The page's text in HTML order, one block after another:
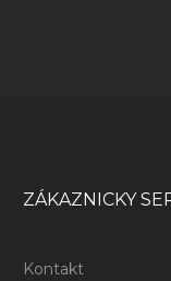
ZÁKAZNICKY
Kontakt